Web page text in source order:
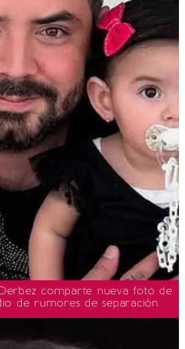
comparte nueva foto de
de rumores de separación